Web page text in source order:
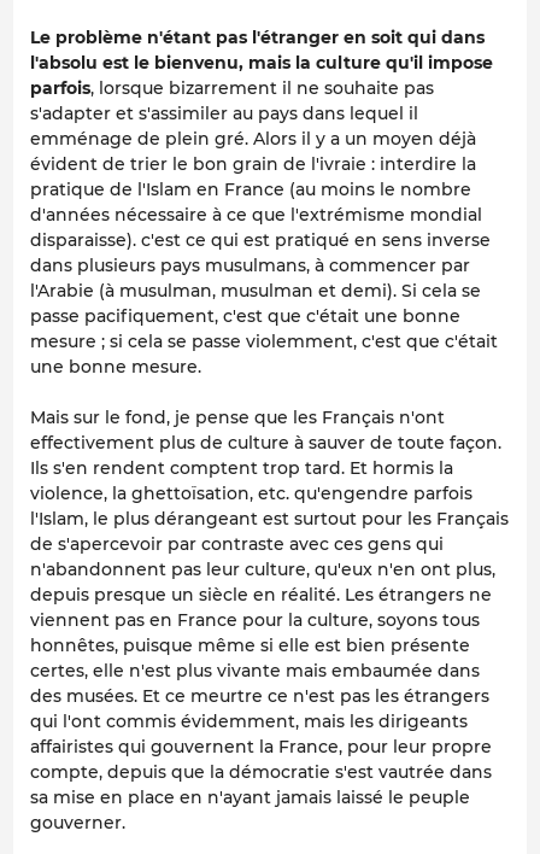
Le problème n'étant pas l'étranger en soit qui dans
l'absolu est le bienvenu, mais la culture qu'il impose
parfois, lorsque bizarrement il ne souhaite pas
s'adapter et s'assimiler au pays dans lequel il
emménage de plein gré. Alors il y a un moyen déjà
évident de trier le bon grain de l'ivraie : interdire la
pratique de l'Islam en France (au moins le nombre
d'années nécessaire à ce que l'extrémisme mondial
disparaisse). c'est ce qui est pratiqué en sens inverse
dans plusieurs pays musulmans, à commencer par
l'Arabie (à musulman, musulman et demi). Si cela se
passe pacifiquement, c'est que c'était une bonne
mesure ; si cela se passe violemment, c'est que c'était
une bonne mesure.
Mais sur le fond, je pense que les Français n'ont
effectivement plus de culture à sauver de toute façon.
Ils s'en rendent comptent trop tard. Et hormis la
violence, la ghettoïsation, etc. qu'engendre parfois
l'Islam, le plus dérangeant est surtout pour les Français
de s'apercevoir par contraste avec ces gens qui
n'abandonnent pas leur culture, qu'eux n'en ont plus,
depuis presque un siècle en réalité. Les étrangers ne
viennent pas en France pour la culture, soyons tous
honnêtes, puisque même si elle est bien présente
certes, elle n'est plus vivante mais embaumée dans
des musées. Et ce meurtre ce n'est pas les étrangers
qui l'ont commis évidemment, mais les dirigeants
affairistes qui gouvernent la France, pour leur propre
compte, depuis que la démocratie s'est vautrée dans
sa mise en place en n'ayant jamais laissé le peuple
gouverner.